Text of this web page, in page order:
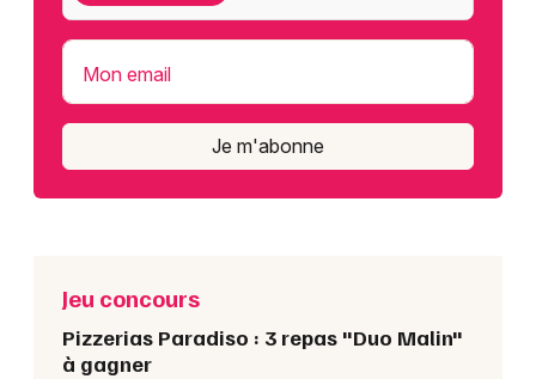
Mon email
Je m'abonne
Jeu concours
Pizzerias Paradiso : 3 repas "Duo Malin"
à gagner